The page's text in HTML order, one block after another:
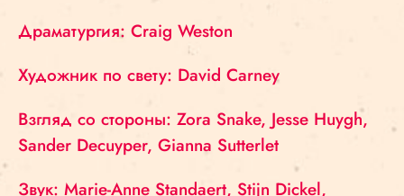
Драматургия: Craig Weston
Художник по свету: David Carney
Взгляд со стороны: Zora Snake, Jesse Huygh,
Sander Decuyper, Gianna Sutterlet
Звук: Marie-Anne Standaert, Stijn Dickel,